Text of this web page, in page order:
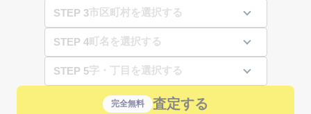
STEP 3
STEP 4
STEP 5
完全無料 査定する